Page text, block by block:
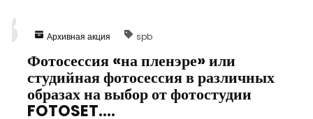
Архивная акция spb
Фотосессия «на пленэре» или
студийная фотосессия в различных
образах на выбор от фотостудии
FOTOSET.…